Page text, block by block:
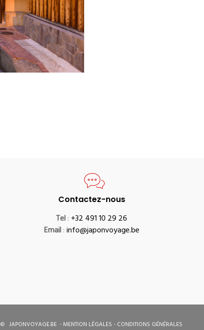
Contactez-nous
Tel: +32 491 10 29 26
Email:info@japonvoyage.be
© JAPONVOYAGE.BE -MENTION LÉGALES-CONDITIONS GÉNÉRALES